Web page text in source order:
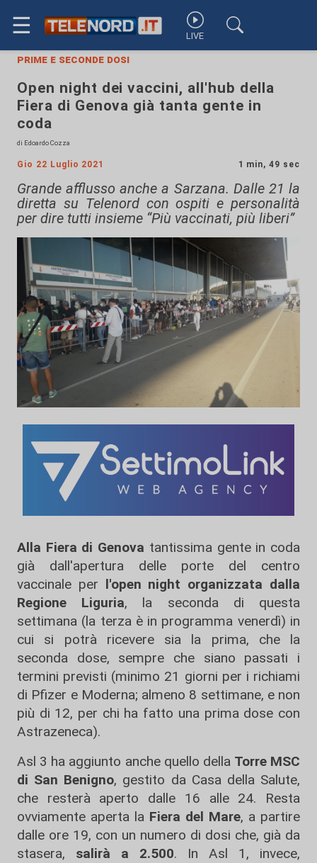
☰ LIVE
prime e seconde dosi
Open night dei vaccini, all'hub della
Fiera di Genova già tanta gente in
coda
di Edoardo Cozza
Gio 22 Luglio 2021 1 min, 49 sec
Grande afflusso anche a Sarzana. Dalle 21 la
diretta su Telenord con ospiti e personalità
per dire tutti insieme “Più vaccinati, più liberi”
Alla Fiera di Genova tantissima gente in coda
già dall'apertura delle porte del centro
vaccinale per l'open night organizzata dalla
Regione Liguria, la seconda di questa
settimana (la terza è in programma venerdì) in
cui si potrà ricevere sia la prima, che la
seconda dose, sempre che siano passati i
termini previsti (minimo 21 giorni per i richiami
di Pfizer e Moderna; almeno 8 settimane, e non
più di 12, per chi ha fatto una prima dose con
Astrazeneca).
Asl 3 ha aggiunto anche quello della Torre MSC
di San Benigno, gestito da Casa della Salute,
che resterà aperto dalle 16 alle 24. Resta
ovviamente aperta la Fiera del Mare, a partire
dalle ore 19, con un numero di dosi che, già da
stasera, salirà a 2.500. In Asl 1, invece,